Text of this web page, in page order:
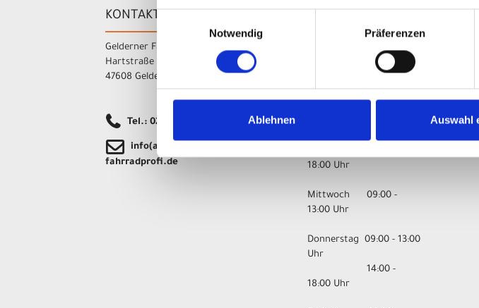
Einwilligungsauswahl
Notwendig
Präferenzen
Ablehnen Auswahl
KONTAKT
Gelderner Fahrradprofi
Hartstraße 15-17
47608 Geldern
Tel.: 02831 9772041
info(at)gelderner-
fahrradprofi.de
Montag 09:00 -
18:00 Uhr
18:00 Uhr
Mittwoch 09:00 -
13:00 Uhr
Donnerstag 09:00 - 13:00
Uhr
14:00 -
18:00 Uhr
AGB